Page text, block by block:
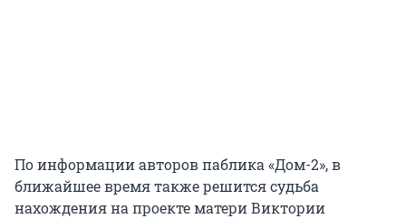
По информации авторов паблика «Дом-2», в
ближайшее время также решится судьба
нахождения на проекте матери Виктории